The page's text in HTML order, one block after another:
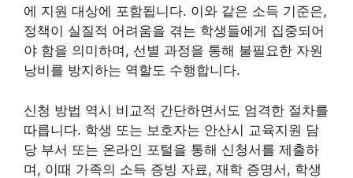
에 지원 대상에 포함됩니다. 이와 같은 소득 기준은,
정책이 실질적 어려움을 겪는 학생들에게 집중되어
야 함을 의미하며, 선별 과정을 통해 불필요한 자원
낭비를 방지하는 역할도 수행합니다.
신청 방법 역시 비교적 간단하면서도 엄격한 절차를
따릅니다. 학생 또는 보호자는 안산시 교육지원 담
당 부서 또는 온라인 포털을 통해 신청서를 제출하
며, 이때 가족의 소득 증빙 자료, 재학 증명서, 학생